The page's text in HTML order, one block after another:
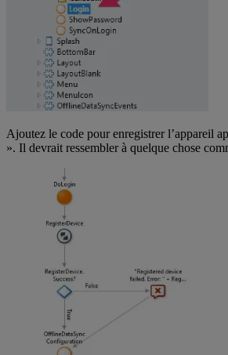
Ajoutez le code pour enregistrer l’appareil
». Il devrait ressembler à quelque chose